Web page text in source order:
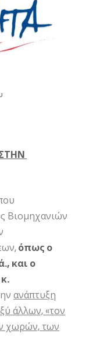
Βιομηχανιών
όπως ο
και ο
ανάπτυξη
άλλων, «τον
χωρών, των